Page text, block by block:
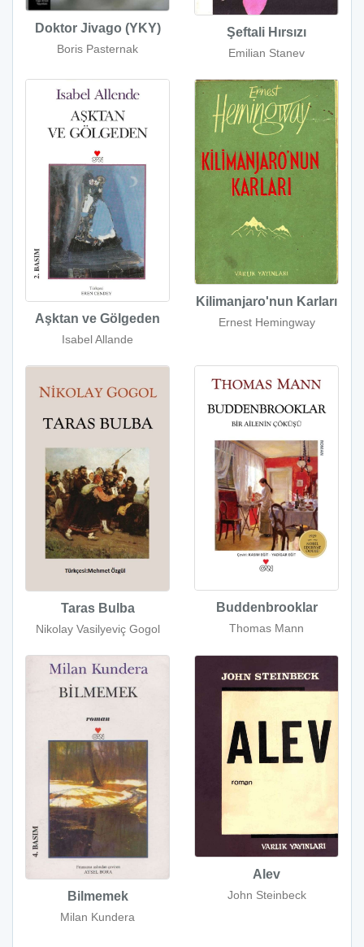
Doktor Jivago (YKY)
Boris Pasternak
Şeftali Hırsızı
Emilian Stanev
Aşktan ve Gölgeden
Isabel Allande
Kilimanjaro'nun Karları
Ernest Hemingway
Taras Bulba
Nikolay Vasilyeviç Gogol
Buddenbrooklar
Thomas Mann
Bilmemek
Milan Kundera
Alev
John Steinbeck